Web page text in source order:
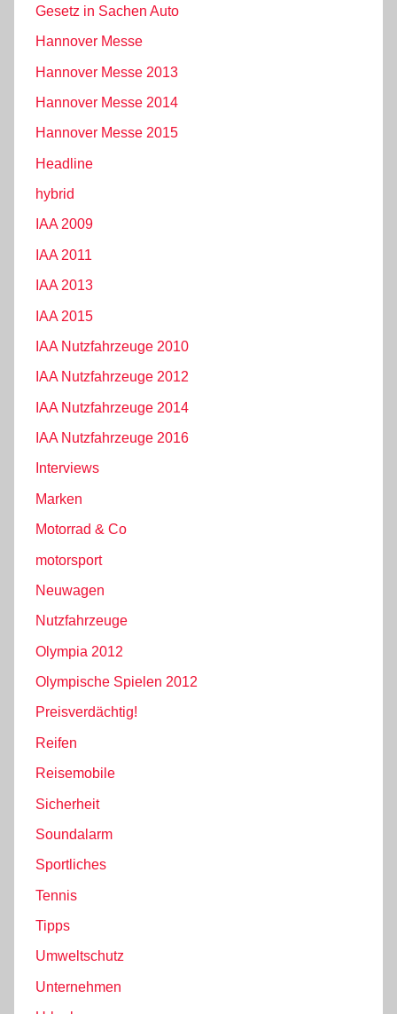
Gesetz in Sachen Auto
Hannover Messe
Hannover Messe 2013
Hannover Messe 2014
Hannover Messe 2015
Headline
hybrid
IAA 2009
IAA 2011
IAA 2013
IAA 2015
IAA Nutzfahrzeuge 2010
IAA Nutzfahrzeuge 2012
IAA Nutzfahrzeuge 2014
IAA Nutzfahrzeuge 2016
Interviews
Marken
Motorrad & Co
motorsport
Neuwagen
Nutzfahrzeuge
Olympia 2012
Olympische Spielen 2012
Preisverdächtig!
Reifen
Reisemobile
Sicherheit
Soundalarm
Sportliches
Tennis
Tipps
Umweltschutz
Unternehmen